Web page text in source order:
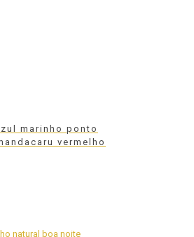
marinho ponto
vermelho